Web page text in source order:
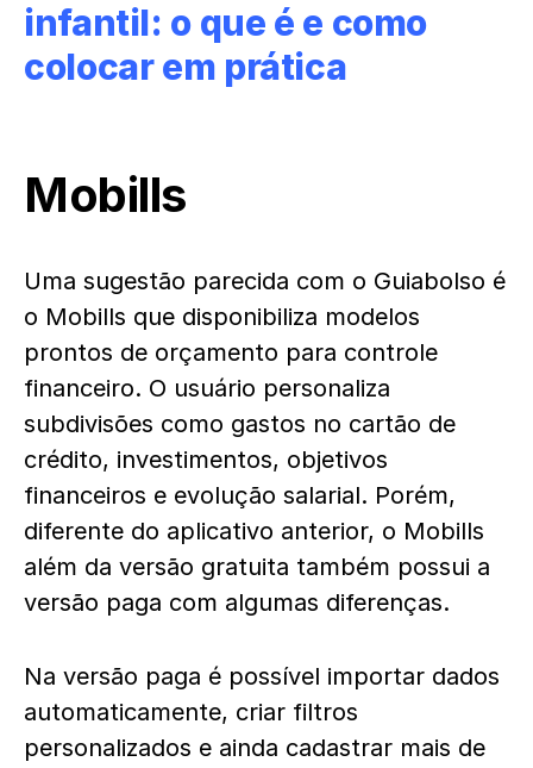
infantil: o que é e como
colocar em prática
Mobills
Uma sugestão parecida com o Guiabolso é
o Mobills que disponibiliza modelos
prontos de orçamento para controle
financeiro. O usuário personaliza
subdivisões como gastos no cartão de
crédito, investimentos, objetivos
financeiros e evolução salarial. Porém,
diferente do aplicativo anterior, o Mobills
além da versão gratuita também possui a
versão paga com algumas diferenças.
Na versão paga é possível importar dados
automaticamente, criar filtros
personalizados e ainda cadastrar mais de